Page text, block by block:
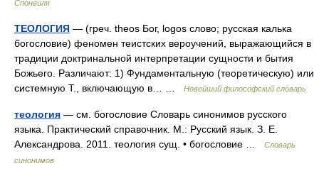
Спонвиля
ТЕОЛОГИЯ — (греч. theos Бог, logos слово; русская калька
богословие) феномен теистских вероучений, выражающийся в
традиции доктринальной интерпретации сущности и бытия
Божьего. Различают: 1) Фундаментальную (теоретическую) или
системную Т., включающую в… …
Новейший философский словарь
теология — см. богословие Словарь синонимов русского
языка. Практический справочник. М.: Русский язык. З. Е.
Александрова. 2011. теология сущ. • богословие …
Словарь
синонимов